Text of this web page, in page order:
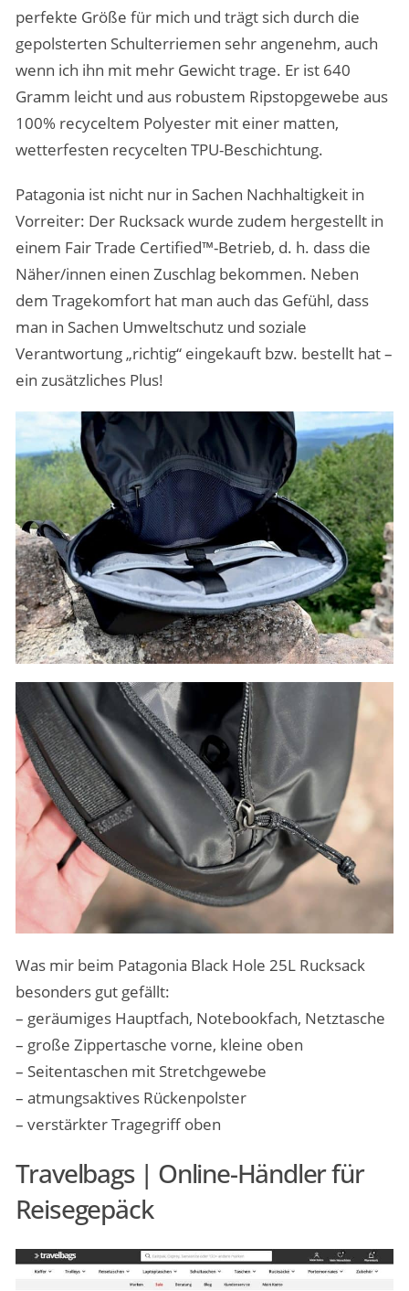
perfekte Größe für mich und trägt sich durch die
gepolsterten Schulterriemen sehr angenehm, auch
wenn ich ihn mit mehr Gewicht trage. Er ist 640
Gramm leicht und aus robustem Ripstopgewebe aus
100% recyceltem Polyester mit einer matten,
wetterfesten recycelten TPU-Beschichtung.
Patagonia ist nicht nur in Sachen Nachhaltigkeit in
Vorreiter: Der Rucksack wurde zudem hergestellt in
einem Fair Trade Certified™-Betrieb, d. h. dass die
Näher/innen einen Zuschlag bekommen. Neben
dem Tragekomfort hat man auch das Gefühl, dass
man in Sachen Umweltschutz und soziale
Verantwortung „richtig“ eingekauft bzw. bestellt hat –
ein zusätzliches Plus!
Was mir beim Patagonia Black Hole 25L Rucksack
besonders gut gefällt:
– geräumiges Hauptfach, Notebookfach, Netztasche
– große Zippertasche vorne, kleine oben
– Seitentaschen mit Stretchgewebe
– atmungsaktives Rückenpolster
– verstärkter Tragegriff oben
Travelbags | Online-Händler für
Reisegepäck